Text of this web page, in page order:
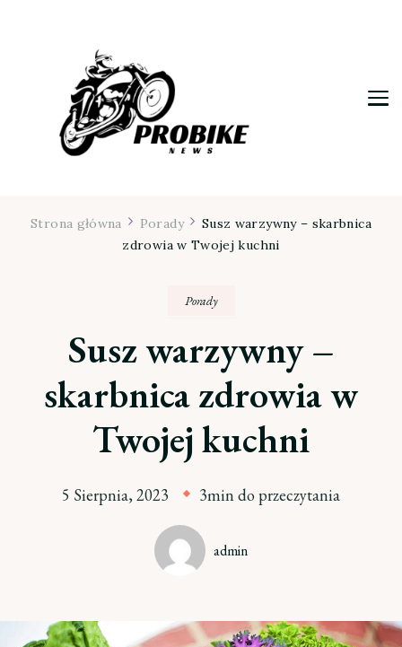
Strona główna Porady
Susz warzywny – skarbnica
zdrowia w Twojej kuchni
Porady
Susz warzywny –
skarbnica zdrowia w
Twojej kuchni
5 Sierpnia, 2023 3min do przeczytania
admin